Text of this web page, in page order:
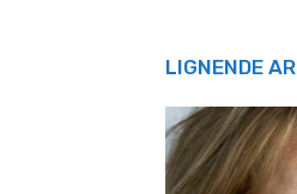
LIGNENDE